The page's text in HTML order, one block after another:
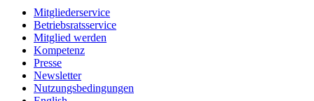
Mitgliederservice
Betriebsratsservice
Mitglied werden
Kompetenz
Presse
Newsletter
Nutzungsbedingungen